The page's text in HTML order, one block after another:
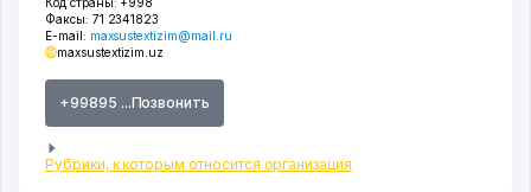
Факсы: 71 2341823
E-mail: maxsustextizim@mail.ru
maxsustextizim.uz
+99895 ...Позвонить
Рубрики, к которым относится организация